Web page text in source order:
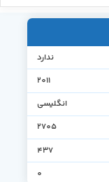
ندارد
2011
انگلیسی
2705
437
0